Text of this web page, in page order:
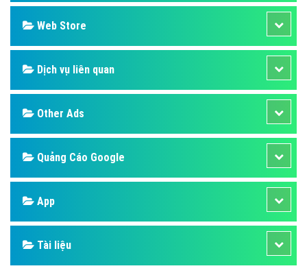
Web Store
Dịch vụ liên quan
Other Ads
Quảng Cáo Google
App
Tài liệu